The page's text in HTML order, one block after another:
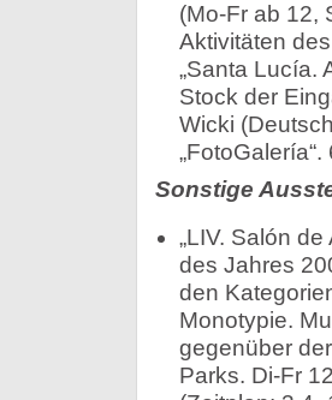
(Mo-Fr ab 12,
Aktivitäten
„Santa Lucía.
Stock der
Wicki
„FotoGalería“.
Sonstige
„LIV. Salón de
des Jahres
den
Monotypie.
gegenüber
Parks. Di-Fr